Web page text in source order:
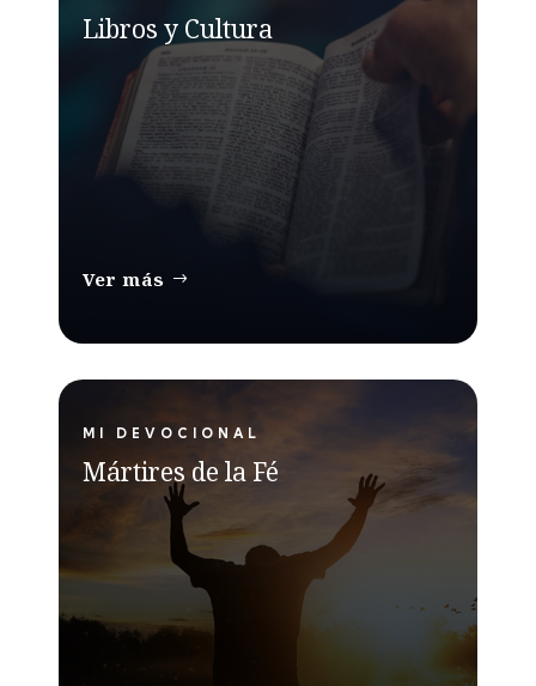
Libros y Cultura
Ver más
MI DEVOCIONAL
Mártires de la Fé